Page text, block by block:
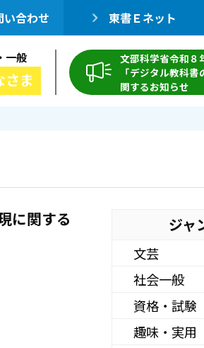
い合わせ 東書Ｅネット
一般
さま
文部科学省令和８
「デジタル教科
関するお知らせ
に関する
ジャ
文芸
社会一般
資格・試験
趣味・実用